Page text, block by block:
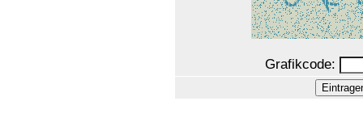
Grafikcode: